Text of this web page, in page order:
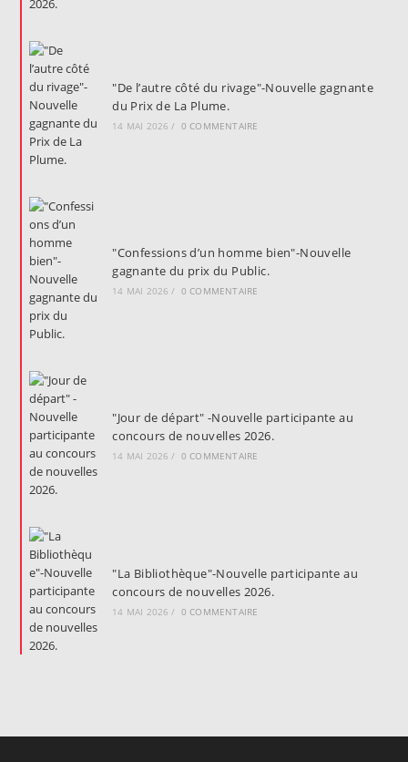
"De l’autre côté du rivage"-Nouvelle gagnante
du Prix de La Plume.
14 MAI 2026 / 0 COMMENTAIRE
"Confessions d’un homme bien"-Nouvelle
gagnante du prix du Public.
14 MAI 2026 / 0 COMMENTAIRE
"Jour de départ" -Nouvelle participante au
concours de nouvelles 2026.
14 MAI 2026 / 0 COMMENTAIRE
"La Bibliothèque"-Nouvelle participante au
concours de nouvelles 2026.
14 MAI 2026 / 0 COMMENTAIRE